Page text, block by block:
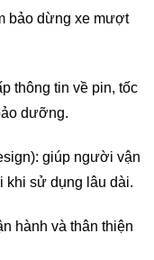
bảo dừng xe mượt
thông tin về pin, tốc
dưỡng.
giúp người vận
khi sử dụng lâu dài.
hành và thân thiện